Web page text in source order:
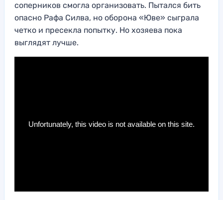
соперников смогла организовать. Пытался бить
опасно Рафа Силва, но оборона «Юве» сыграла
четко и пресекла попытку. Но хозяева пока
выглядят лучше.